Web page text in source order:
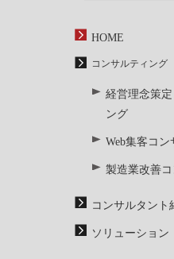
HOME
コンサルティング
経営理念策
ング
Web集客コ
製造業改善
コンサルタント
ソリューション